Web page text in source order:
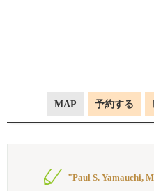
MAP 予約する
"Paul S. Yamauchi,